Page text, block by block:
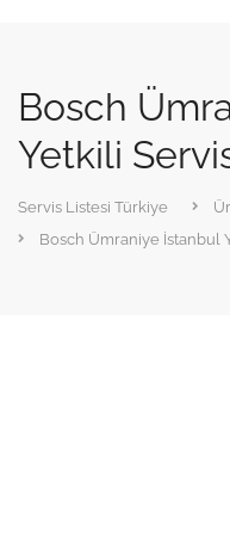
Bosch
Yetkili
Servis Listesi Türkiye
Bosch Ümraniye İstanbul